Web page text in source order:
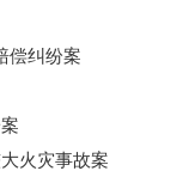
偿纠纷案
火灾事故案